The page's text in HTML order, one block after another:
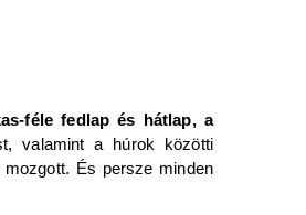
féle fedlap és hátlap, a
valamint a húrok közötti
És persze minden